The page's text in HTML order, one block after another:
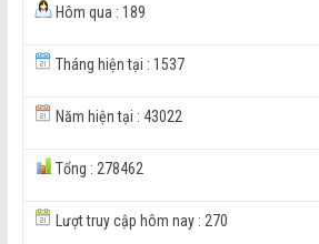
Hôm qua : 189
Tháng hiện tại : 1537
Năm hiện tại : 43022
Tổng : 278462
Lượt truy cập hôm nay : 270